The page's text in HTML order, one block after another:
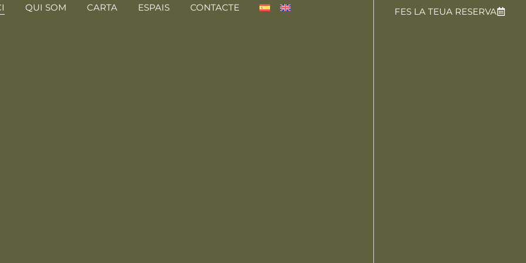
QUI SOM CARTA ESPAIS CONTACTE FES LA TEUA RESERVA